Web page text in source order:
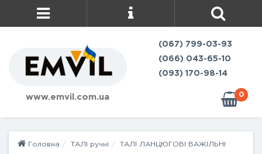
www.emvil.com.ua
(067) 799-03-93
(066) 043-65-10
(093) 170-98-14
0
Головна ТАЛІ ручні ТАЛІ ЛАНЦЮГОВІ ВАЖІЛЬНІ